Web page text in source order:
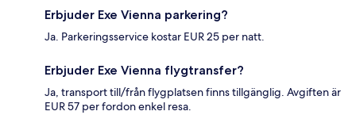
Erbjuder Exe Vienna parkering?
Ja. Parkeringsservice kostar EUR 25 per natt.
Erbjuder Exe Vienna flygtransfer?
Ja, transport till/från flygplatsen finns tillgänglig. Avgiften är
EUR 57 per fordon enkel resa.